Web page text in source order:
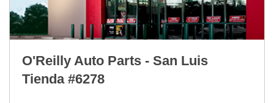
O'Reilly Auto Parts - San Luis
Tienda #6278